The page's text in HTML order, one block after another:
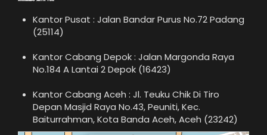
Kantor Pusat : Jalan Bandar Purus No.72 Padang
(25114)
Kantor Cabang Depok : Jalan Margonda Raya
No.184 A Lantai 2 Depok (16423)
Kantor Cabang Aceh : Jl. Teuku Chik Di Tiro
Depan Masjid Raya No.43, Peuniti, Kec.
Baiturrahman, Kota Banda Aceh, Aceh (23242)